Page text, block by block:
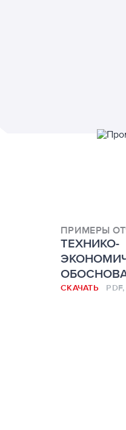
ПРИМЕРЫ
ТЕХНИКО-
СКАЧАТЬ